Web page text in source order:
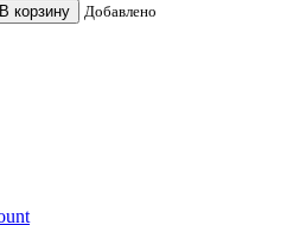
В корзину Добавлено